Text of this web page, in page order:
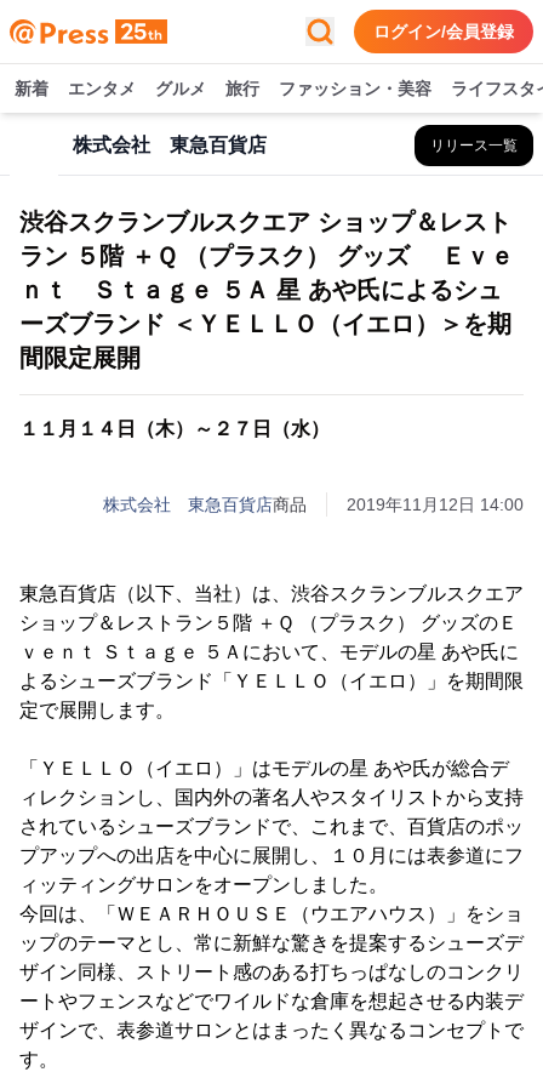
ログイン/会員登録
新着 エンタメ グルメ 旅行 ファッション・美容 ライフスタ
株式会社 東急百貨店 リリース一覧
渋谷スクランブルスクエア ショップ＆レスト
ラン ５階 ＋Ｑ （プラスク） グッズ Ｅｖｅ
ｎｔ Ｓｔａｇｅ ５Ａ 星 あや氏によるシュ
ーズブランド ＜ＹＥＬＬＯ（イエロ）＞を期
間限定展開
１１月１４日（木）～２７日（水）
株式会社 東急百貨店商品 2019年11月12日 14:00
東急百貨店（以下、当社）は、渋谷スクランブルスクエア
ショップ＆レストラン５階 ＋Ｑ （プラスク） グッズのＥ
ｖｅｎｔ Ｓｔａｇｅ ５Ａにおいて、モデルの星 あや氏に
よるシューズブランド「ＹＥＬＬＯ（イエロ）」を期間限
定で展開します。
「ＹＥＬＬＯ（イエロ）」はモデルの星 あや氏が総合デ
ィレクションし、国内外の著名人やスタイリストから支持
されているシューズブランドで、これまで、百貨店のポッ
プアップへの出店を中心に展開し、１０月には表参道にフ
ィッティングサロンをオープンしました。
今回は、「ＷＥＡＲＨＯＵＳＥ（ウエアハウス）」をショ
ップのテーマとし、常に新鮮な驚きを提案するシューズデ
ザイン同様、ストリート感のある打ちっぱなしのコンクリ
ートやフェンスなどでワイルドな倉庫を想起させる内装デ
ザインで、表参道サロンとはまったく異なるコンセプトで
す。